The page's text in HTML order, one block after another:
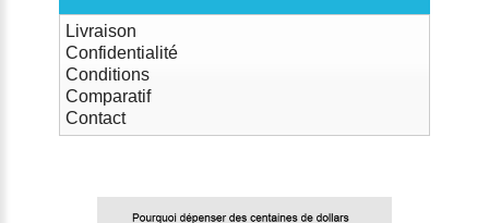
Livraison
Confidentialité
Conditions
Comparatif
Contact